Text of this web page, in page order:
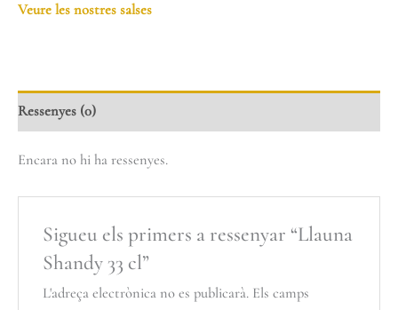
Veure les nostres salses
Ressenyes (0)
Encara no hi ha ressenyes.
Sigueu els primers a ressenyar “Llauna
Shandy 33 cl”
L'adreça electrònica no es publicarà. Els camps